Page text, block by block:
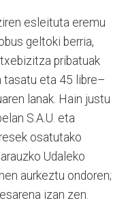
esleituta eremu
geltoki berria,
pribatuak
eta 45 libre–
lanak. Hain justu
S.A.U. eta
osatutako
Udaleko
aurkeztu ondoren;
izan zen.